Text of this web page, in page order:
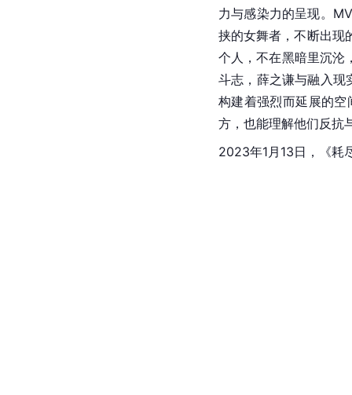
力与感染力的呈现。
挟的女舞者，不断出现
个人，不在黑暗里沉沦
斗志，薛之谦与融入现
构建着强烈而延展的
方，也能理解他们反抗
2023年1月13日，《耗